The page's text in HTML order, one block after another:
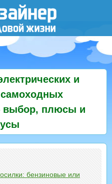
и
выбор, плюсы и
бензиновые или